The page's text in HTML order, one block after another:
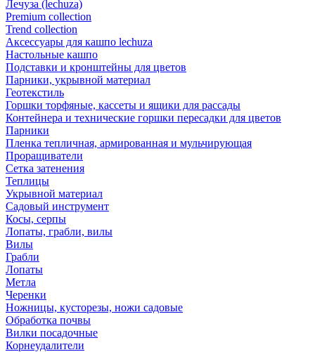
Лечуза (lechuza)
Premium collection
Trend collection
Аксессуары для кашпо lechuza
Настольные кашпо
Подставки и кронштейны для цветов
Парники, укрывной материал
Геотекстиль
Горшки торфяные, кассеты и ящики для рассады
Контейнера и технические горшки пересадки для цветов
Парники
Пленка тепличная, армированная и мульчирующая
Проращиватели
Сетка затенения
Теплицы
Укрывной материал
Садовый инструмент
Косы, серпы
Лопаты, грабли, вилы
Вилы
Грабли
Лопаты
Метла
Черенки
Ножницы, кусторезы, ножи садовые
Обработка почвы
Вилки посадочные
Корнеудалители